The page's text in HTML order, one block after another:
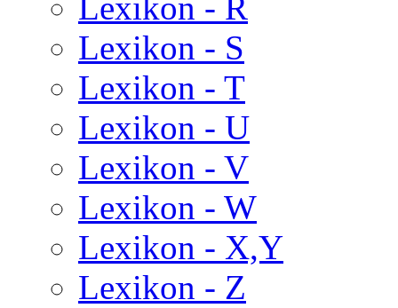
Lexikon - S
Lexikon - T
Lexikon - U
Lexikon - V
Lexikon - W
Lexikon - X,Y
Lexikon - Z